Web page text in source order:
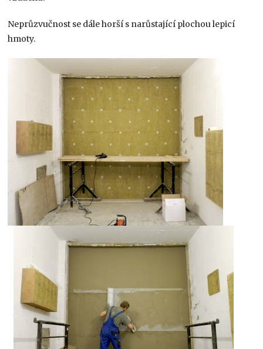
Neprůzvučnost se dále horší s narůstající plochou lepicí
hmoty.